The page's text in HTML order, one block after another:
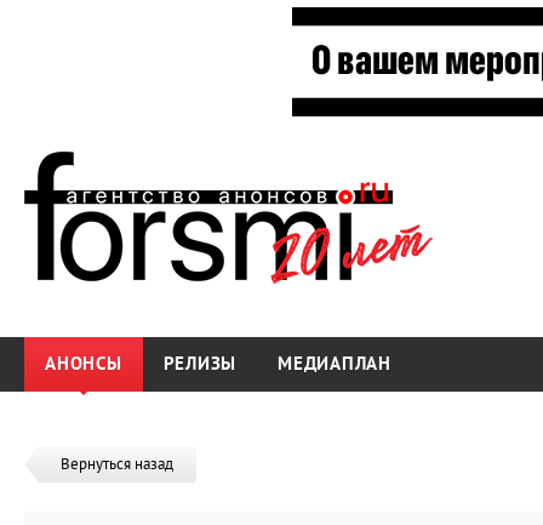
АНОНСЫ РЕЛИЗЫ МЕДИАПЛАН
Вернуться назад